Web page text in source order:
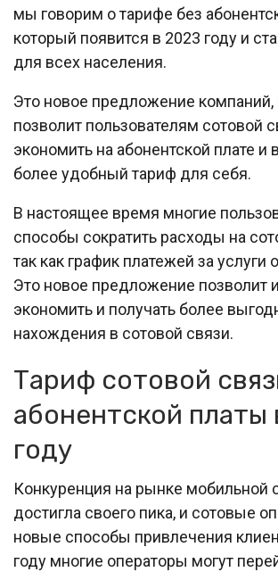
мы говорим о тарифе без
который появится в 2023 году и
для всех населения.
Это новое предложение компаний,
позволит пользователям сотовой
экономить на абонентской плате и
более удобный тариф для себя.
В настоящее время многие
способы сократить расходы на
так как график платежей за услуги
Это новое предложение позволит
экономить и получать более
нахождения в сотовой связи.
Тариф сотовой
абонентской платы
году
Конкуренция на рынке мобильной
достигла своего пика, и сотовые
новые способы привлечения
году многие операторы могут